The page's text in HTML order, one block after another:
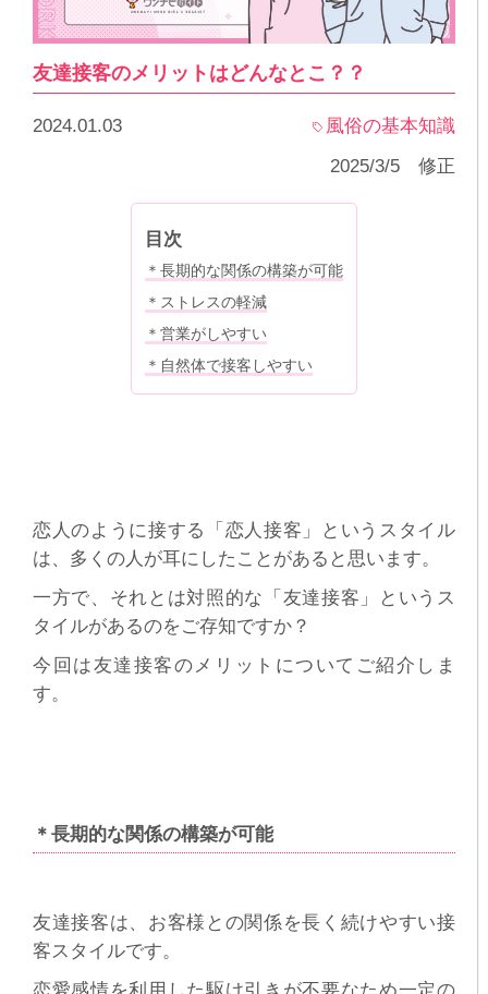
友達接客のメリットはどんなとこ？？
2024.01.03
風俗の基本知識
2025/3/5 修正
目次
＊長期的な関係の構築が可能
＊ストレスの軽減
＊営業がしやすい
＊自然体で接客しやすい
恋人のように接する「恋人接客」というスタイル
は、多くの人が耳にしたことがあると思います。
一方で、それとは対照的な「友達接客」というス
タイルがあるのをご存知ですか？
今回は友達接客のメリットについてご紹介しま
す。
＊長期的な関係の構築が可能
友達接客は、お客様との関係を長く続けやすい接
客スタイルです。